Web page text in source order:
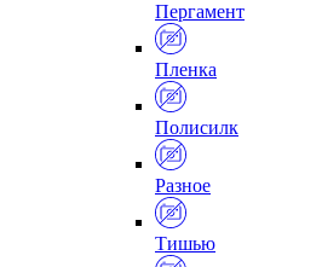
Пергамент
Пленка
Полисилк
Разное
Тишью